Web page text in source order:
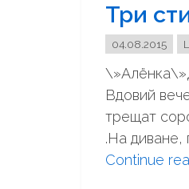
Три
04.08.2015
Вдовий
трещат
.На диване,
Continue